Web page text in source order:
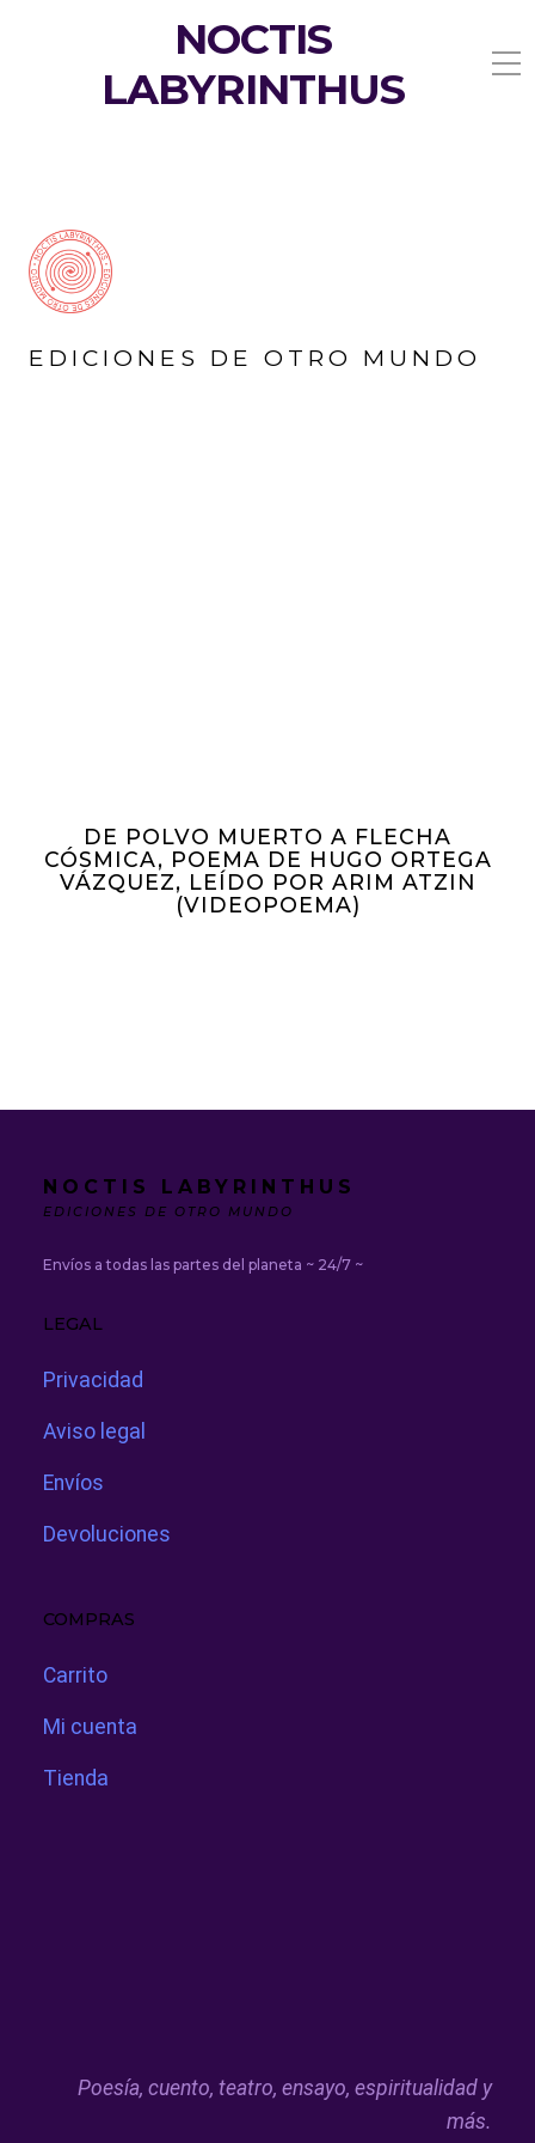
NOCTIS
LABYRINTHUS
EDICIONES DE OTRO MUNDO
DE POLVO MUERTO A FLECHA
CÓSMICA, POEMA DE HUGO ORTEGA
VÁZQUEZ, LEÍDO POR ARIM ATZIN
(VIDEOPOEMA)
NOCTIS LABYRINTHUS
EDICIONES DE OTRO MUNDO
Envíos a todas las partes del planeta ~ 24/7 ~
LEGAL
Privacidad
Aviso legal
Envíos
Devoluciones
COMPRAS
Carrito
Mi cuenta
Tienda
Poesía, cuento, teatro, ensayo, espiritualidad y
más.